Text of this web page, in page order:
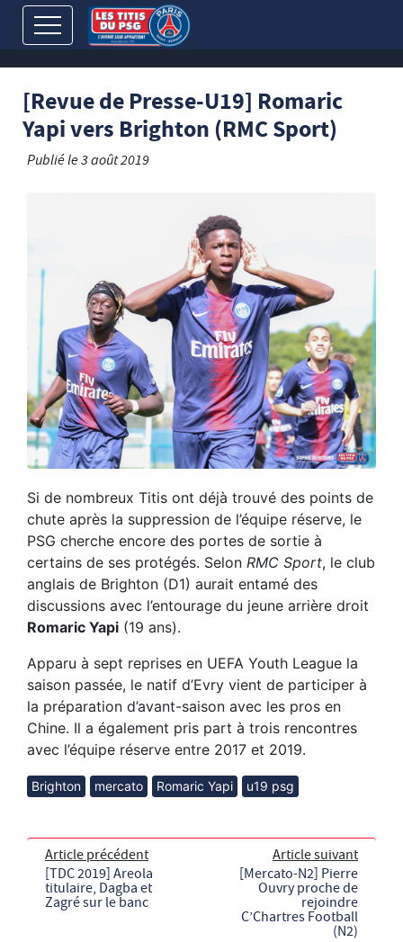
[Revue de Presse-U19] Romaric
Yapi vers Brighton (RMC Sport)
Publié le3 août 2019
Si de nombreux Titis ont déjà trouvé des points de
chute après la suppression de l’équipe réserve, le
PSG cherche encore des portes de sortie à
certains de ses protégés. Selon RMC Sport, le club
anglais de Brighton (D1) aurait entamé des
discussions avec l’entourage du jeune arrière droit
Romaric Yapi (19 ans).
Apparu à sept reprises en UEFA Youth League la
saison passée, le natif d’Evry vient de participer à
la préparation d’avant-saison avec les pros en
Chine. Il a également pris part à trois rencontres
avec l’équipe réserve entre 2017 et 2019.
Brighton mercato Romaric Yapi u19 psg
Article précédent
[TDC 2019] Areola
titulaire, Dagba et
Zagré sur le banc
Article suivant
[Mercato-N2] Pierre
Ouvry proche de
rejoindre
C’Chartres Football
(N2)